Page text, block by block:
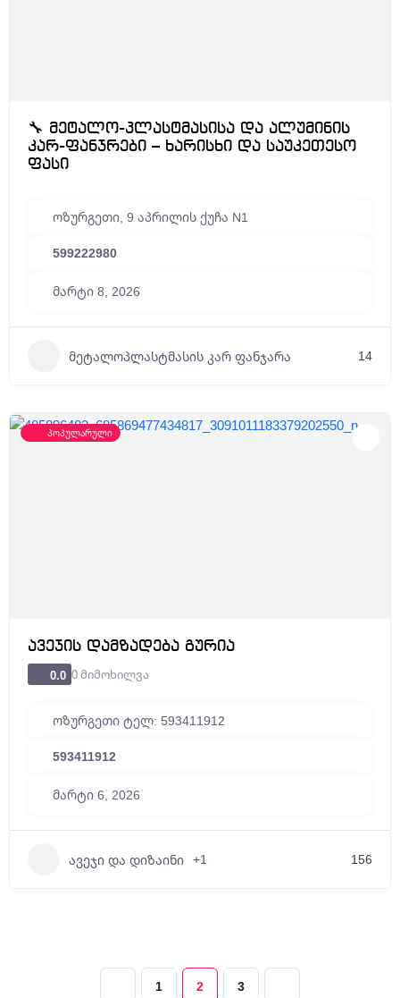
🔧 მეტალო-პლასტმასისა და ალუმინის
კარ-ფანჯრები – ხარისხი და საუკეთესო
ფასი
ოზურგეთი, 9 აპრილის ქუჩა N1
599222980
მარტი 8, 2026
მეტალოპლასტმასის კარ ფანჯარა 14
პოპულარული
ავეჯის დამზადება გურია
0.0 0 მიმოხილვა
ოზურგეთი ტელ: 593411912
593411912
მარტი 6, 2026
ავეჯი და დიზაინი +1 156
1 2 3